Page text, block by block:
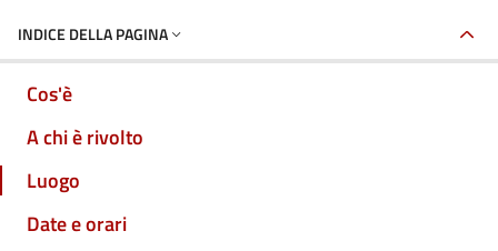
INDICE DELLA PAGINA
Cos'è
A chi è rivolto
Luogo
Date e orari